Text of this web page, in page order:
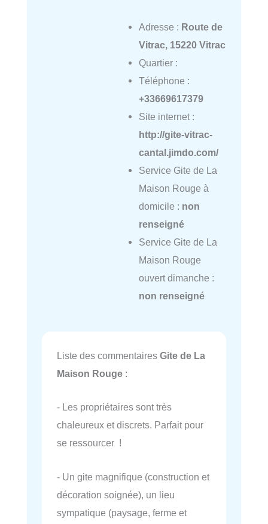
Adresse : Route de
Vitrac, 15220 Vitrac
Quartier :
Téléphone :
+33669617379
Site internet :
http://gite-vitrac-
cantal.jimdo.com/
Service Gite de La
Maison Rouge à
domicile : non
renseigné
Service Gite de La
Maison Rouge
ouvert dimanche :
non renseigné
Liste des commentaires Gite de La
Maison Rouge :
- Les propriétaires sont très
chaleureux et discrets. Parfait pour
se ressourcer !
- Un gite magnifique (construction et
décoration soignée), un lieu
sympatique (paysage, ferme et